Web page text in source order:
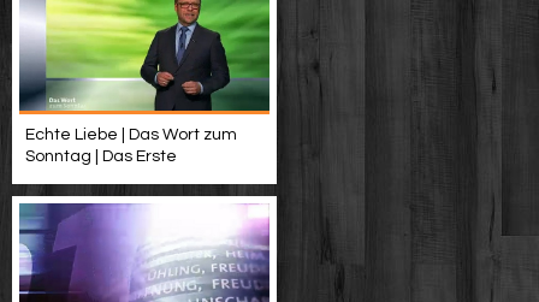
Echte Liebe | Das Wort zum
Sonntag | Das Erste